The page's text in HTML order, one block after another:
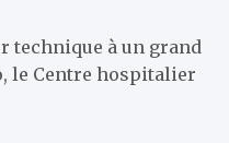
technique à un grand
le Centre hospitalier